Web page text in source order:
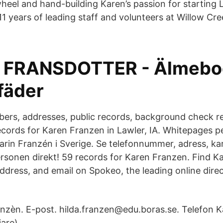
and hand-building Karen’s passion for starting
years of leading staff and volunteers at Willow
-
addresses, public records, background check
for Karen Franzen in Lawler, IA. Whitepages
Franzén i Sverige. Se telefonnummer, adress,
direkt! 59 records for Karen Franzen. Find
and email on Spokeo, the leading online
E-post. hilda.franzen@edu.boras.se. Telefon